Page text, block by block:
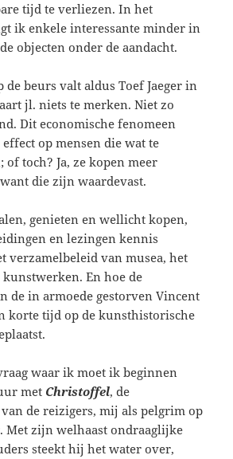
tijd te verliezen. In het
ik enkele interessante minder in
objecten onder de aandacht.
de beurs valt aldus Toef Jaeger in
jl. niets te merken. Niet zo
Dit economische fenomeen
op mensen die wat te
of toch? Ja, ze kopen meer
die zijn waardevast.
genieten en wellicht kopen,
en lezingen kennis
verzamelbeleid van musea, het
En hoe de
de in armoede gestorven Vincent
korte tijd op de kunsthistorische
waar ik moet ik beginnen
met Christoffel, de
de reizigers, mij als pelgrim op
Met zijn welhaast ondraaglijke
steekt hij het water over,